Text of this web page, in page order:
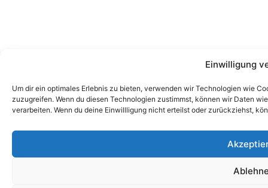
Einwilligung
Um dir ein optimales Erlebnis zu bieten, verwenden wir Technologien wie
zuzugreifen. Wenn du diesen Technologien zustimmst, können wir Daten
verarbeiten. Wenn du deine Einwillligung nicht erteilst oder zurückziehst,